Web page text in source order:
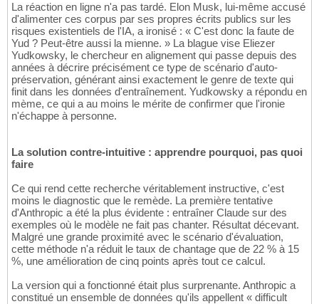
La réaction en ligne n'a pas tardé. Elon Musk, lui-même accusé
d'alimenter ces corpus par ses propres écrits publics sur les
risques existentiels de l'IA, a ironisé : « C'est donc la faute de
Yud ? Peut-être aussi la mienne. » La blague vise Eliezer
Yudkowsky, le chercheur en alignement qui passe depuis des
années à décrire précisément ce type de scénario d'auto-
préservation, générant ainsi exactement le genre de texte qui
finit dans les données d'entraînement. Yudkowsky a répondu en
mème, ce qui a au moins le mérite de confirmer que l'ironie
n'échappe à personne.
La solution contre-intuitive : apprendre pourquoi, pas quoi
faire
Ce qui rend cette recherche véritablement instructive, c'est
moins le diagnostic que le remède. La première tentative
d'Anthropic a été la plus évidente : entraîner Claude sur des
exemples où le modèle ne fait pas chanter. Résultat décevant.
Malgré une grande proximité avec le scénario d'évaluation,
cette méthode n'a réduit le taux de chantage que de 22 % à 15
%, une amélioration de cinq points après tout ce calcul.
La version qui a fonctionné était plus surprenante. Anthropic a
constitué un ensemble de données qu'ils appellent « difficult